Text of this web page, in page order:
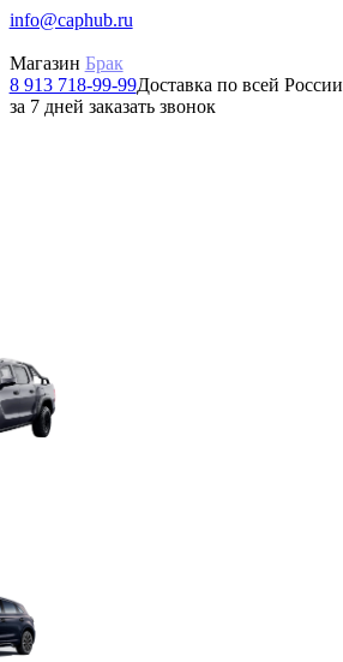
info@caphub.ru
Магазин Брак
8 913 718-99-99Доставка по всей России
за 7 дней заказать звонок